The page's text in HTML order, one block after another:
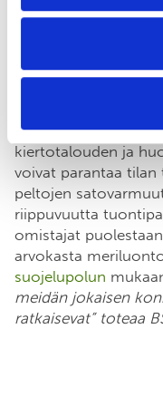
ekosysteemimme
Saaristomeren
maatalousyrittäjät
kiertotalouden ja
voivat parantaa
peltojen
riippuvuutta
omistajat
arvokasta
suojelupolun
meidän jokaisen
ratkaisevat” toteaa